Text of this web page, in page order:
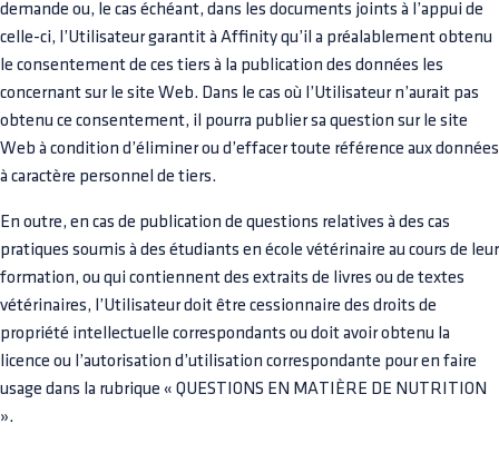
demande ou, le cas échéant, dans les documents joints à l’appui de
celle-ci, l’Utilisateur garantit à Affinity qu’il a préalablement obtenu
le consentement de ces tiers à la publication des données les
concernant sur le site Web. Dans le cas où l’Utilisateur n’aurait pas
obtenu ce consentement, il pourra publier sa question sur le site
Web à condition d’éliminer ou d’effacer toute référence aux données
à caractère personnel de tiers.
En outre, en cas de publication de questions relatives à des cas
pratiques soumis à des étudiants en école vétérinaire au cours de leur
formation, ou qui contiennent des extraits de livres ou de textes
vétérinaires, l’Utilisateur doit être cessionnaire des droits de
propriété intellectuelle correspondants ou doit avoir obtenu la
licence ou l’autorisation d’utilisation correspondante pour en faire
usage dans la rubrique « QUESTIONS EN MATIÈRE DE NUTRITION
».